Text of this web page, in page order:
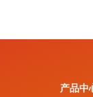
产品中